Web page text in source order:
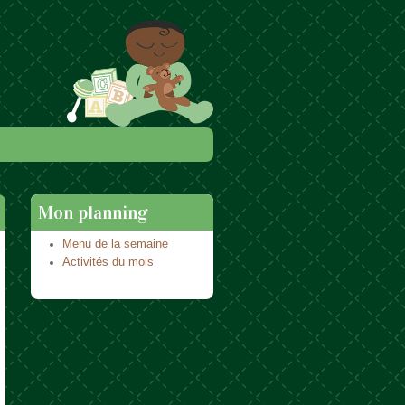
Mon planning
Menu de la semaine
Activités du mois